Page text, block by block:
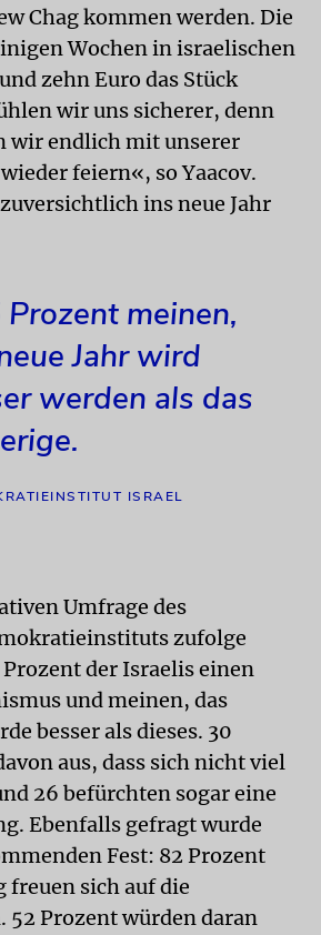
Chag kommen werden. Die
Wochen in israelischen
zehn Euro das Stück
wir uns sicherer, denn
wir endlich mit unserer
feiern«, so Yaacov.
ins neue Jahr
meinen,
Jahr wird
werden als das
ISRAEL
Umfrage des
zufolge
der Israelis einen
und meinen, das
besser als dieses. 30
aus, dass sich nicht viel
26 befürchten sogar eine
Ebenfalls gefragt wurde
Fest: 82 Prozent
freuen sich auf die
Prozent würden daran